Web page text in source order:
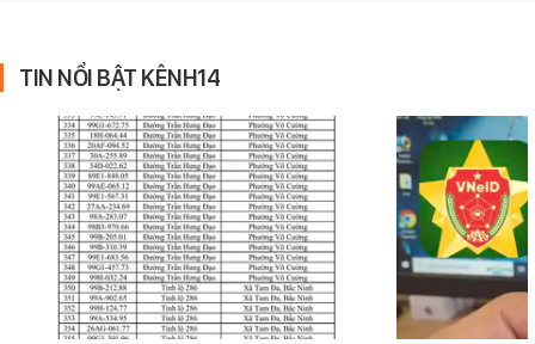
TIN NỔI BẬT KÊNH14